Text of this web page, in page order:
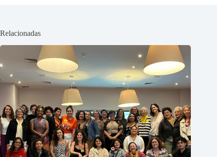
Relacionadas